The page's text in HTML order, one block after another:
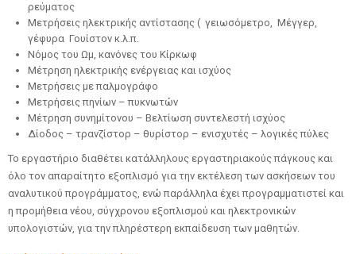
ρεύματος
Μετρήσεις ηλεκτρικής αντίστασης ( γειωσόμετρο, Μέγγερ,
γέφυρα Γουίστον κ.λ.π.
Νόμος του Ωμ, κανόνες του Κίρκωφ
Μέτρηση ηλεκτρικής ενέργειας και ισχύος
Μετρήσεις με παλμογράφο
Μετρήσεις πηνίων – πυκνωτών
Μέτρηση συνημίτονου – Βελτίωση συντελεστή ισχύος
Δίοδος – τρανζίστορ – θυρίστορ – ενισχυτές – λογικές πύλες
Το εργαστήριο διαθέτει κατάλληλους εργαστηριακούς πάγκους και
όλο τον απαραίτητο εξοπλισμό για την εκτέλεση των ασκήσεων του
αναλυτικού προγράμματος, ενώ παράλληλα έχει προγραμματιστεί και
η προμήθεια νέου, σύγχρονου εξοπλισμού και ηλεκτρονικών
υπολογιστών, για την πληρέστερη εκπαίδευση των μαθητών.